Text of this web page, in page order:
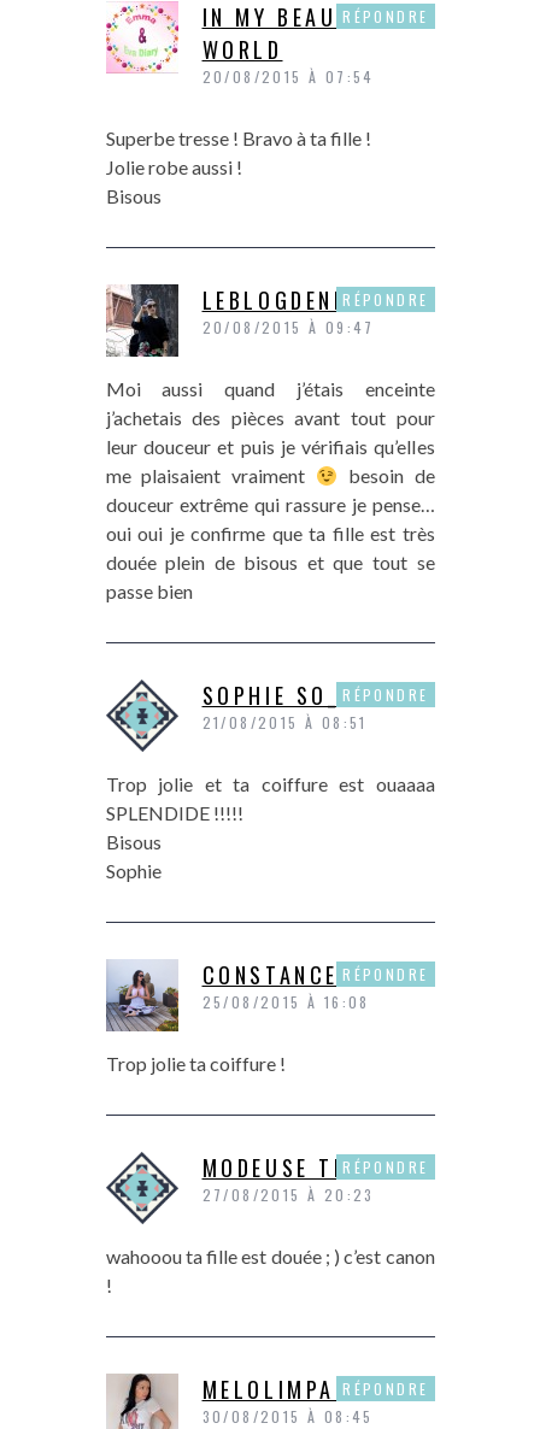
IN MY BEAUTY
WORLD
20/08/2015 À 07:54
Superbe tresse ! Bravo à ta fille !
Jolie robe aussi !
Bisous
RÉPONDRE
LEBLOGDENINI
20/08/2015 À 09:47
Moi aussi quand j’étais enceinte
j’achetais des pièces avant tout pour
leur douceur et puis je vérifiais qu’elles
me plaisaient vraiment
besoin de
douceur extrême qui rassure je pense…
oui oui je confirme que ta fille est très
douée plein de bisous et que tout se
passe bien
RÉPONDRE
SOPHIE SO_ADDICT
21/08/2015 À 08:51
Trop jolie et ta coiffure est ouaaaa
SPLENDIDE !!!!!
Bisous
Sophie
RÉPONDRE
CONSTANCE
25/08/2015 À 16:08
Trop jolie ta coiffure !
RÉPONDRE
MODEUSE TIMBREE
27/08/2015 À 20:23
wahooou ta fille est douée ; ) c’est canon
!
RÉPONDRE
MELOLIMPARFAITE
30/08/2015 À 08:45
RÉPONDRE